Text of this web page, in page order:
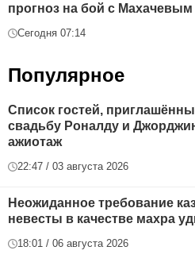
прогноз на бой с Махачевым
Сегодня 07:14
Популярное
Список гостей,
свадьбу Роналду и
ажиотаж
22:47 / 03 августа 2026
Неожиданное требование
невесты в качестве махра
18:01 / 06 августа 2026